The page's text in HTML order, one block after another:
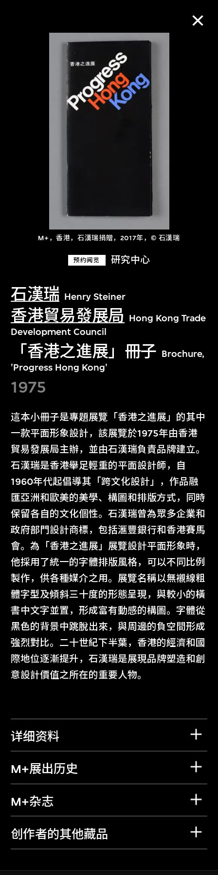
M+，香港，石漢瑞捐贈，2017年，© 石漢瑞
预约阅览 研究中心
石漢瑞 Henry Steiner
香港貿易發展局 Hong Kong Trade
Development Council
「香港之進展」冊子 Brochure,
'Progress Hong Kong'
1975
這本小冊子是專題展覽「香港之進展」的其中
一款平面形象設計，該展覽於1975年由香港
貿易發展局主辦，並由石漢瑞負責品牌建立。
石漢瑞是香港舉足輕重的平面設計師，自
1960年代起倡導其「跨文化設計」，作品融
匯亞洲和歐美的美學、構圖和排版方式，同時
保留各自的文化個性。石漢瑞曾為眾多企業和
政府部門設計商標，包括滙豐銀行和香港賽馬
會。為「香港之進展」展覽設計平面形象時，
他採用了統一的字體排版風格，可以不同比例
製作，供各種媒介之用。展覽名稱以無襯線粗
體字型及傾斜三十度的形態呈現，與較小的橫
書中文字並置，形成富有動感的構圖。字體從
黑色的背景中跳脫出來，與周邊的負空間形成
強烈對比。二十世紀下半葉，香港的經濟和國
際地位逐漸提升，石漢瑞是展現品牌塑造和創
意設計價值之所在的重要人物。
详细资料
M+展出历史
M+杂志
创作者的其他藏品
M+藏品
进一步筛选
探索世界顶级的二十及二十一世纪视觉